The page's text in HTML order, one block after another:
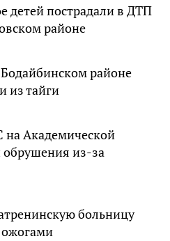
детей пострадали в ДТП
районе
районе
из тайги
на Академической
обрушения из-за
больницу
ожогами